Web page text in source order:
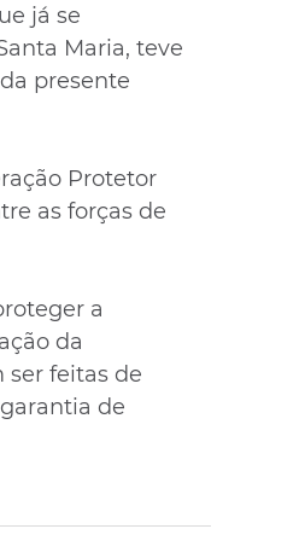
já se
Maria, teve
presente
Protetor
as forças de
a
da
ser feitas de
de